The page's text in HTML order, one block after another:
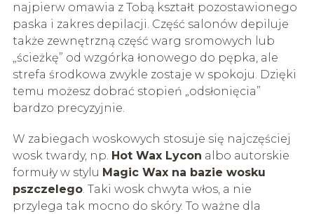
najpierw omawia z Tobą kształt pozostawionego
paska i zakres depilacji. Część salonów depiluje
także zewnętrzną część warg sromowych lub
„ścieżkę” od wzgórka łonowego do pępka, ale
strefa środkowa zwykle zostaje w spokoju. Dzięki
temu możesz dobrać stopień „odsłonięcia”
bardzo precyzyjnie.
W zabiegach woskowych stosuje się najczęściej
wosk twardy, np. Hot Wax Lycon albo autorskie
formuły w stylu Magic Wax na bazie wosku
pszczelego. Taki wosk chwyta włos, a nie
przylega tak mocno do skóry. To ważne dla